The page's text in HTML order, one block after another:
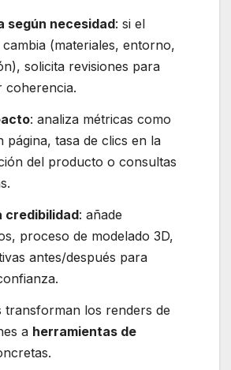
según necesidad: si el
(materiales, entorno,
solicita revisiones para
coherencia.
: analiza métricas como
página, tasa de clics en la
del producto o consultas
credibilidad: añade
proceso de modelado 3D,
antes/después para
transforman los renders de
a herramientas de